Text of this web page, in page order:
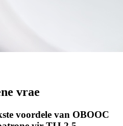
vrae
voordele van OBOOC